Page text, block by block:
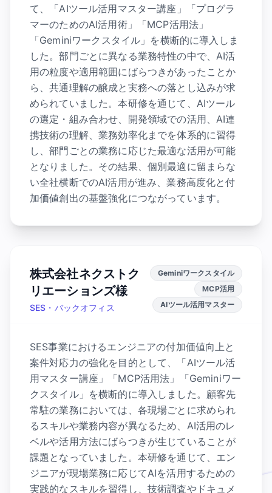
て、「AIツール活用マスター講座」「プログラ
マーのためのAI活用術」「MCP活用法」
「Geminiワークスタイル」を横断的に導入しま
した。部門ごとに異なる業務特性の中で、AI活
用の粒度や適用範囲にばらつきがあったことか
ら、共通理解の醸成と実務への落とし込みが求
められていました。本研修を通じて、AIツール
の選定・組み合わせ、開発領域での活用、AI連
携技術の理解、業務効率化までを体系的に習得
し、部門ごとの業務に応じた最適な活用が可能
となりました。その結果、個別最適に留まらな
い全社横断でのAI活用が進み、業務高度化と付
加価値創出の基盤強化につながっています。
株式会社ネクストク
リエーションズ様
SES・バックオフィス
Geminiワークスタイル
MCP活用
AIツール活用マスター
SES事業におけるエンジニアの付加価値向上と
案件対応力の強化を目的として、「AIツール活
用マスター講座」「MCP活用法」「Geminiワー
クスタイル」を横断的に導入しました。顧客先
常駐の業務においては、各現場ごとに求められ
るスキルや業務内容が異なるため、AI活用のレ
ベルや活用方法にばらつきが生じていることが
課題となっていました。本研修を通じて、エン
ジニアが現場業務に応じてAIを活用するための
実践的なスキルを習得し、技術調査やドキュメ